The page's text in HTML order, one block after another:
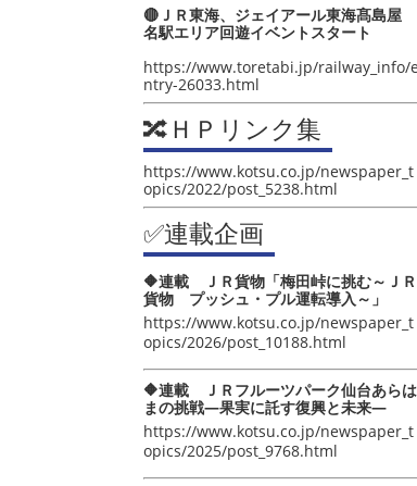
🔴ＪＲ東海、ジェイアール東海髙島屋
名駅エリア回遊イベントスタート
https://www.toretabi.jp/railway_info/e
ntry-26033.html
🔀ＨＰリンク集
https://www.kotsu.co.jp/newspaper_t
opics/2022/post_5238.html
✅連載企画
🔶連載 ＪＲ貨物「梅田峠に挑む～ＪＲ
貨物 プッシュ・プル運転導入～」
https://www.kotsu.co.jp/newspaper_t
opics/2026/post_10188.html
🔶連載 ＪＲフルーツパーク仙台あらは
まの挑戦―果実に託す復興と未来―
https://www.kotsu.co.jp/newspaper_t
opics/2025/post_9768.html